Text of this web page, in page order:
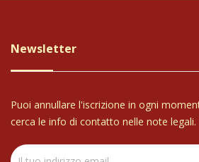
Newsletter
Puoi annullare l'iscrizione in ogni
cerca le info di contatto nelle note legali.